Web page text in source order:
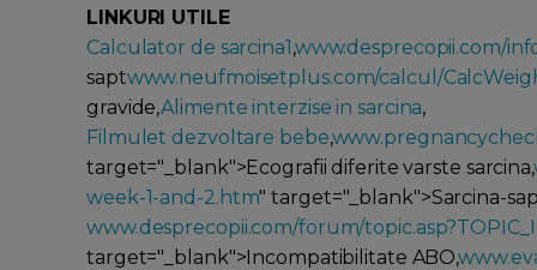
LINKURI UTILE
Calculator de sarcina1,www.desprecopii.com/
saptwww.neufmoisetplus.com/calcul/
gravide,Alimente interzise in sarcina,
Filmulet dezvoltare bebe,
target="_blank">Ecografii diferite varste sarcina,
week-1-and-2.htm" target="_blank">Sarcina-
www.desprecopii.com/forum/
target="_blank">Incompatibilitate ABO,